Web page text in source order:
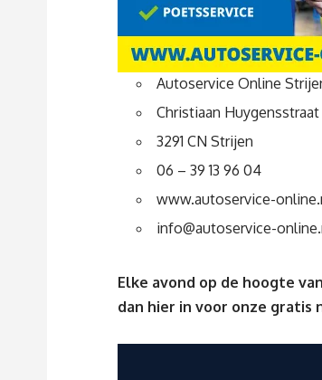
Autoservice Online
Christiaan Huygensstraat
3291 CN Strijen
06 – 39 13 96 04
www.autoservice-
info@autoservice-
Elke avond op de hoogte
dan hier in voor onze gratis